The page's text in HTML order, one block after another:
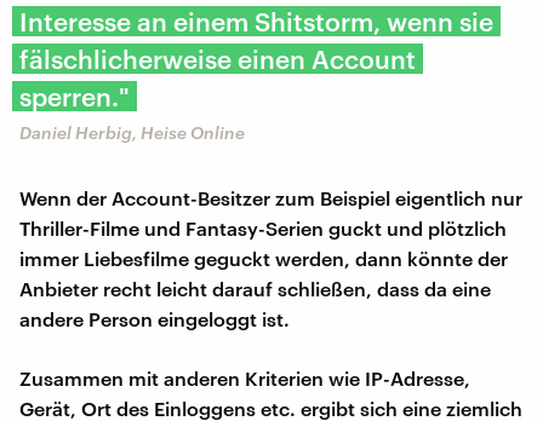
Interesse an einem Shitstorm, wenn sie
fälschlicherweise einen Account
sperren."
Daniel Herbig, Heise Online
Wenn der Account-Besitzer zum Beispiel eigentlich nur
Thriller-Filme und Fantasy-Serien guckt und plötzlich
immer Liebesfilme geguckt werden, dann könnte der
Anbieter recht leicht darauf schließen, dass da eine
andere Person eingeloggt ist.
Zusammen mit anderen Kriterien wie IP-Adresse,
Gerät, Ort des Einloggens etc. ergibt sich eine ziemlich